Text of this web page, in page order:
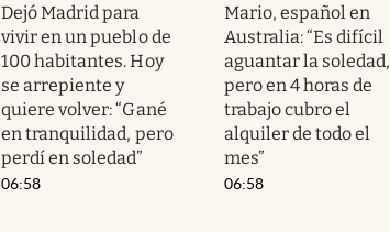
Dejó Madrid para
vivir en un pueblo de
100 habitantes. Hoy
se arrepiente y
quiere volver: “Gané
en tranquilidad, pero
perdí en soledad”
06:58
Mario, español en
Australia: “Es difícil
aguantar la soledad,
pero en 4 horas de
trabajo cubro el
alquiler de todo el
mes”
06:58